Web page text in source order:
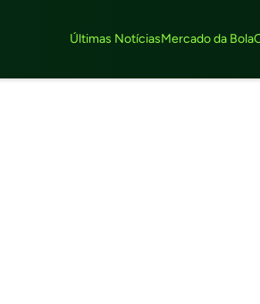
Últimas NotíciasMercado da Bola